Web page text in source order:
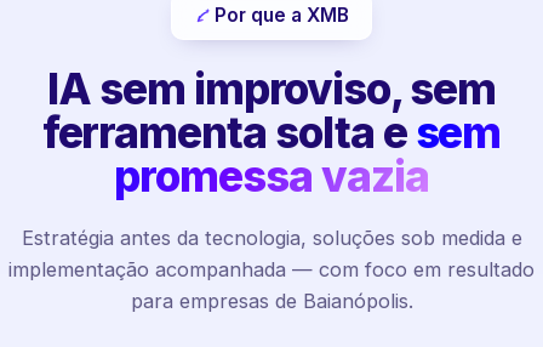
Por que a XMB
IA sem improviso, sem
ferramenta solta esem
promessa vazia
Estratégia antes da tecnologia, soluções sob medida e
implementação acompanhada — com foco em resultado
para empresas de Baianópolis.